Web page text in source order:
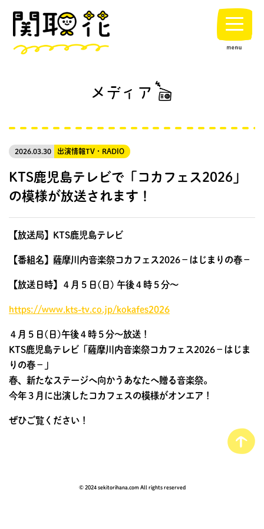
2026.03.30 出演情報TV・RADIO
KTS鹿児島テレビで「コカフェス2026」
の模様が放送されます！
【放送局】KTS鹿児島テレビ
【番組名】薩摩川内音楽祭コカフェス2026－はじまりの春－
【放送日時】４月５日(日) 午後４時５分〜
https://www.kts-tv.co.jp/kokafes2026
４月５日(日)午後４時５分～放送！
KTS鹿児島テレビ「薩摩川内音楽祭コカフェス2026－はじま
りの春－」
春、新たなステージへ向かうあなたへ贈る音楽祭。
今年３月に出演したコカフェスの模様がオンエア！
ぜひご覧ください！
© 2024 sekitorihana.com All rights reserved